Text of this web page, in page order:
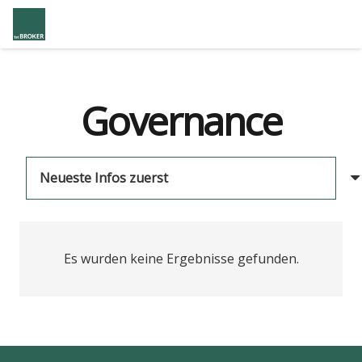
Governance
Es wurden keine Ergebnisse gefunden.